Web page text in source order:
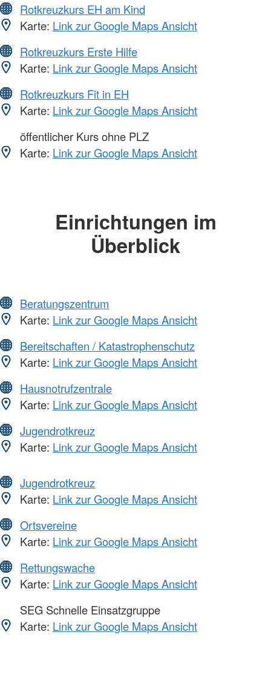
Rotkreuzkurs EH am Kind
Karte: Link zur Google Maps Ansicht
Rotkreuzkurs Erste Hilfe
Karte: Link zur Google Maps Ansicht
Rotkreuzkurs Fit in EH
Karte: Link zur Google Maps Ansicht
öffentlicher Kurs ohne PLZ
Karte: Link zur Google Maps Ansicht
Einrichtungen im
Überblick
Beratungszentrum
Karte: Link zur Google Maps Ansicht
Bereitschaften / Katastrophenschutz
Karte: Link zur Google Maps Ansicht
Hausnotrufzentrale
Karte: Link zur Google Maps Ansicht
Jugendrotkreuz
Karte: Link zur Google Maps Ansicht
Jugendrotkreuz
Karte: Link zur Google Maps Ansicht
Ortsvereine
Karte: Link zur Google Maps Ansicht
Rettungswache
Karte: Link zur Google Maps Ansicht
SEG Schnelle Einsatzgruppe
Karte: Link zur Google Maps Ansicht